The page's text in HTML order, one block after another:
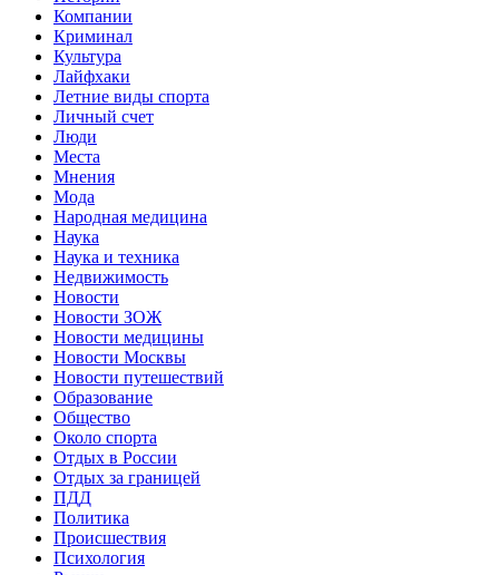
Компании
Криминал
Культура
Лайфхаки
Летние виды спорта
Личный счет
Люди
Места
Мнения
Мода
Народная медицина
Наука
Наука и техника
Недвижимость
Новости
Новости ЗОЖ
Новости медицины
Новости Москвы
Новости путешествий
Образование
Общество
Около спорта
Отдых в России
Отдых за границей
ПДД
Политика
Происшествия
Психология